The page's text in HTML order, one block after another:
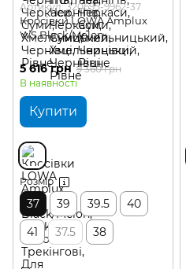
Артикул: 320695-9962-37
Кросівки LOWA Amplux
WS Black/Melon
5 616 грн 9 360 грн
В наявності
Купити
Розмір
37 39 39.5
40
41
37.5 38